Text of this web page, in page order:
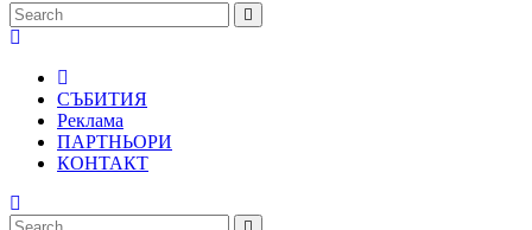
СЪБИТИЯ
Реклама
ПАРТНЬОРИ
КОНТАКТ